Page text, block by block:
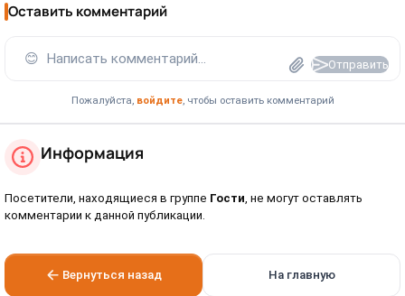
Оставить комментарий
😊 Написать комментарий... Отправить
Пожалуйста, войдите, чтобы оставить комментарий
Информация
Посетители, находящиеся в группе Гости, не могут оставлять
комментарии к данной публикации.
Вернуться назад На главную